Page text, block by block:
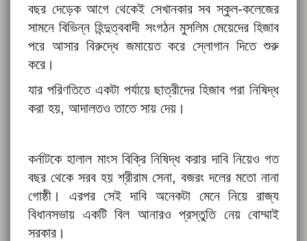
বছর দেড়েক আগে থেকেই সেখানকার সব স্কুল-কলেজের
সামনে বিভিন্ন হিন্দুত্ববাদী সংগঠন মুসলিম মেয়েদের হিজাব
পরে আসার বিরুদ্ধে জমায়েত করে স্লোগান দিতে শুরু
করে।
যার পরিণতিতে একটা পর্যায়ে ছাত্রীদের হিজাব পরা নিষিদ্ধ
করা হয়, আদালতও তাতে সায় দেয়।
কর্নাটকে হালাল মাংস বিক্রি নিষিদ্ধ করার দাবি নিয়েও গত
বছর থেকে সরব হয় শ্রীরাম সেনা, বজরং দলের মতো নানা
গোষ্ঠী। এরপর সেই দাবি অনেকটা মেনে নিয়ে রাজ্য
বিধানসভায় একটি বিল আনারও প্রস্তুতি নেয় বোম্মাই
সরকার।